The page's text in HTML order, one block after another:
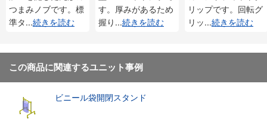
つまみノブです。標
準タ...続きを読む
す。厚みがあるため
握り ...続きを読む
リップです。回転グ
リッ...続きを読む
この商品に関連するユニット事例
ビニール袋開閉スタンド